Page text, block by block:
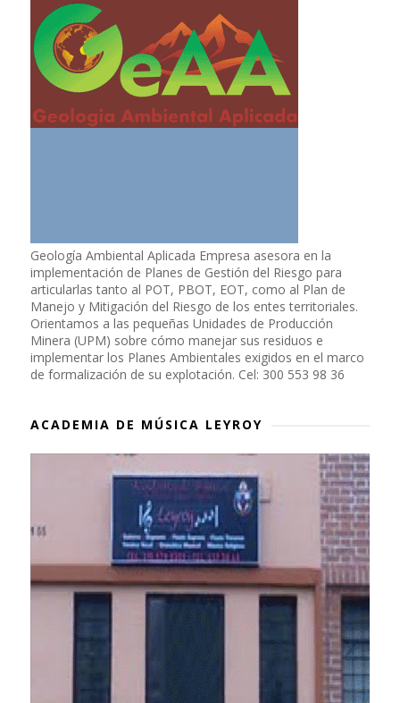
Geología Ambiental Aplicada Empresa asesora en la
implementación de Planes de Gestión del Riesgo para
articularlas tanto al POT, PBOT, EOT, como al Plan de
Manejo y Mitigación del Riesgo de los entes territoriales.
Orientamos a las pequeñas Unidades de Producción
Minera (UPM) sobre cómo manejar sus residuos e
implementar los Planes Ambientales exigidos en el marco
de formalización de su explotación. Cel: 300 553 98 36
ACADEMIA DE MÚSICA LEYROY